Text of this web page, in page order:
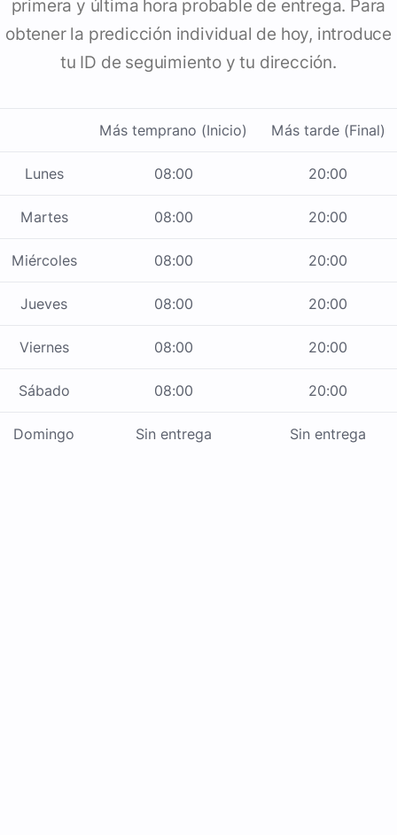
primera y última hora probable de entrega. Para
obtener la predicción individual de hoy, introduce
tu ID de seguimiento y tu dirección.
Más temprano (Inicio) Más tarde (Final)
Lunes 08:00 20:00
Martes 08:00 20:00
Miércoles 08:00 20:00
Jueves 08:00 20:00
Viernes 08:00 20:00
Sábado 08:00 20:00
Domingo Sin entrega Sin entrega